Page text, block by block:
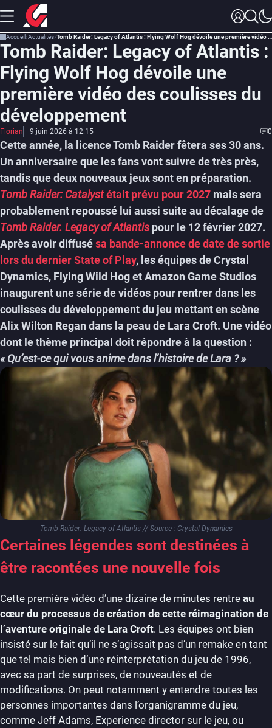
Accueil Actualités Tomb Raider: Legacy of Atlantis : Flying Wolf Hog dévoile une première vidéo des coulisses du développement
Tomb Raider: Legacy of Atlantis :
Flying Wolf Hog dévoile une
première vidéo des coulisses du
développement
Florian 9 juin 2026 à 12:15 0
Cette année, la licence Tomb Raider fêtera ses 30 ans.
Un anniversaire que les fans vont suivre de très près,
tandis que deux nouveaux jeux sont en préparation.
Tomb Raider: Catalystétait prévu pour 2027 mais sera
probablement repoussé lui aussi suite au décalage de
Tomb Raider. Legacy of Atlantis pour le 12 février 2027.
Après avoir diffusésa bande-annonce de date de sortie
lors du dernier State of Play, les équipes de Crystal
Dynamics, Flying Wild Hog et Amazon Game Studios
inaugurent une série de vidéos pour rentrer dans les
coulisses du développement du jeu mettant en scène
Alix Wilton Regan dans la peau de Lara Croft. Une vidéo
dont le thème principal doit répondre à la question :
« Qu’est-ce qui vous anime dans l’histoire de Lara ? »
Tomb Raider: Legacy of Atlantis // Source : Crystal Dynamics
Certaines légendes sont destinées à
être racontées une nouvelle fois
Cette première vidéo d’une dizaine de minutes rentre au
cœur du processus de création de cette réimagination de
l’aventure originale de Lara Croft. Les équipes ont bien
insisté sur le fait qu’il ne s’agissait pas d’un remake en tant
que tel mais bien d’une réinterprétation du jeu de 1996,
avec sa part de surprises, de nouveautés et de
modifications. On peut notamment y entendre toutes les
personnes importantes dans l’organigramme du jeu,
comme Jeff Adams, Experience director sur le jeu, ou